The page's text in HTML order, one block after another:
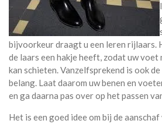
bijvoorkeur draagt u een leren rijlaars.
de laars een hakje heeft, zodat uw
kan schieten. Vanzelfsprekend is ook
belang. Laat daarom uw benen en
en ga daarna pas over op het passen
Het is een goed idee om bij de